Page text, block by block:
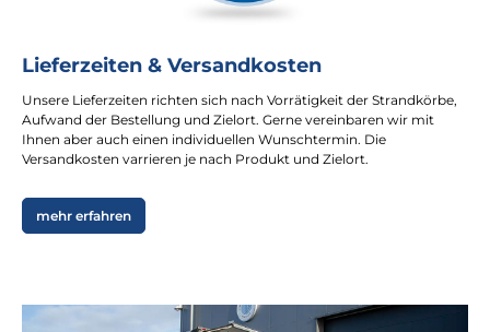
Lieferzeiten & Versandkosten
Unsere Lieferzeiten richten sich nach Vorrätigkeit der Strandkörbe,
Aufwand der Bestellung und Zielort. Gerne vereinbaren wir mit
Ihnen aber auch einen individuellen Wunschtermin. Die
Versandkosten varrieren je nach Produkt und Zielort.
mehr erfahren